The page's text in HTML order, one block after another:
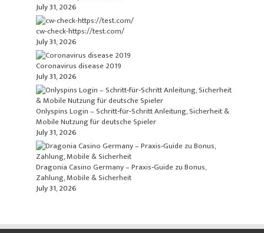
July 31, 2026
cw-check-https://test.com/
July 31, 2026
Coronavirus disease 2019
July 31, 2026
Onlyspins Login – Schritt‑für‑Schritt Anleitung, Sicherheit &
Mobile Nutzung für deutsche Spieler
July 31, 2026
Dragonia Casino Germany – Praxis‑Guide zu Bonus,
Zahlung, Mobile & Sicherheit
July 31, 2026